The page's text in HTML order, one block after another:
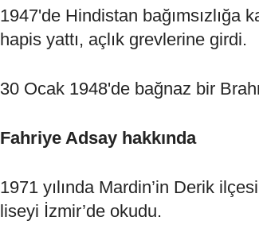
1947'de Hindistan bağımsızlığa
hapis yattı, açlık grevlerine girdi.
30 Ocak 1948'de bağnaz bir
Fahriye Adsay hakkında
1971 yılında Mardin’in Derik
liseyi İzmir’de okudu.